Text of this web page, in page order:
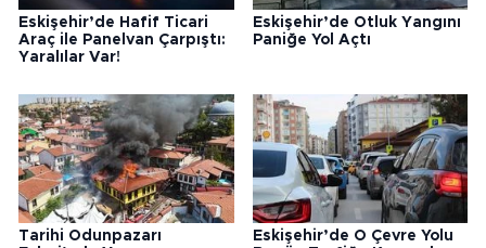
Eskişehir’de Hafif Ticari
Araç ile Panelvan Çarpıştı:
Yaralılar Var!
Eskişehir’de Otluk Yangını
Paniğe Yol Açtı
Tarihi Odunpazarı
Eskişehir’de O Çevre Yolu